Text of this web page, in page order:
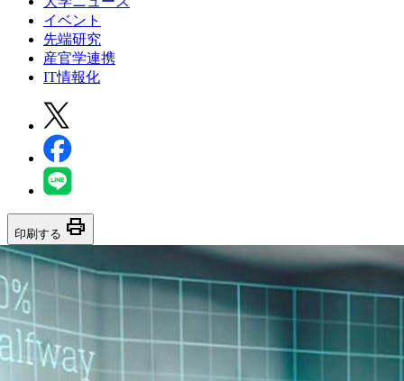
イベント
先端研究
産官学連携
IT情報化
印刷する print